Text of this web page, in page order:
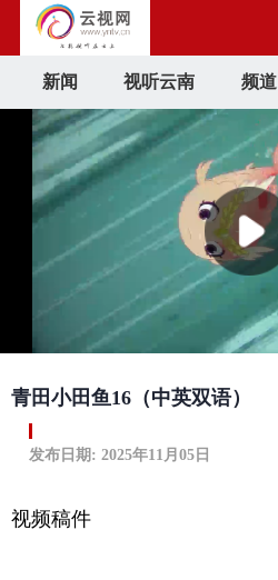
新闻 视听云南 频道
青田小田鱼16（中英双语）
发布日期: 2025年11月05日
视频稿件